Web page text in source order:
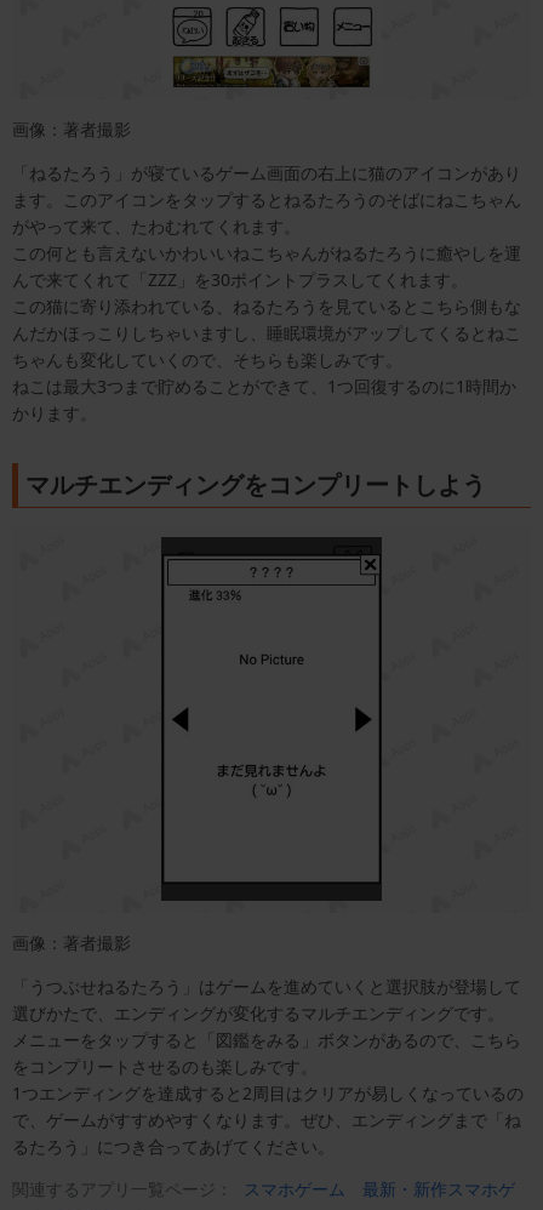
画像：著者撮影
「ねるたろう」が寝ているゲーム画面の右上に猫のアイコンがあり
ます。このアイコンをタップするとねるたろうのそばにねこちゃん
がやって来て、たわむれてくれます。
この何とも言えないかわいいねこちゃんがねるたろうに癒やしを運
んで来てくれて「ZZZ」を30ポイントプラスしてくれます。
この猫に寄り添われている、ねるたろうを見ているとこちら側もな
んだかほっこりしちゃいますし、睡眠環境がアップしてくるとねこ
ちゃんも変化していくので、そちらも楽しみです。
ねこは最大3つまで貯めることができて、1つ回復するのに1時間か
かります。
マルチエンディングをコンプリートしよう
画像：著者撮影
「うつぶせねるたろう」はゲームを進めていくと選択肢が登場して
選びかたで、エンディングが変化するマルチエンディングです。
メニューをタップすると「図鑑をみる」ボタンがあるので、こちら
をコンプリートさせるのも楽しみです。
1つエンディングを達成すると2周目はクリアが易しくなっているの
で、ゲームがすすめやすくなります。ぜひ、エンディングまで「ね
るたろう」につき合ってあげてください。
関連するアプリ一覧ページ：
スマホゲーム
最新・新作スマホゲ